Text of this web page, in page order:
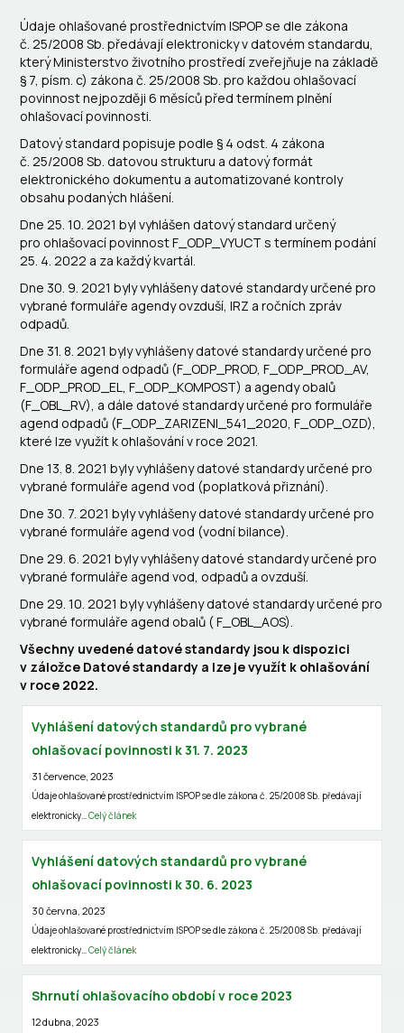
Údaje ohlašované prostřednictvím ISPOP se dle zákona
č. 25/2008 Sb. předávají elektronicky v datovém standardu,
který Ministerstvo životního prostředí zveřejňuje na základě
§ 7, písm. c) zákona č. 25/2008 Sb. pro každou ohlašovací
povinnost nejpozději 6 měsíců před termínem plnění
ohlašovací povinnosti.
Datový standard popisuje podle § 4 odst. 4 zákona
č. 25/2008 Sb. datovou strukturu a datový formát
elektronického dokumentu a automatizované kontroly
obsahu podaných hlášení.
Dne 25. 10. 2021 byl vyhlášen datový standard určený
pro ohlašovací povinnost F_ODP_VYUCT s termínem podání
25. 4. 2022 a za každý kvartál.
Dne 30. 9. 2021 byly vyhlášeny datové standardy určené pro
vybrané formuláře agendy ovzduší, IRZ a ročních zpráv
odpadů.
Dne 31. 8. 2021 byly vyhlášeny datové standardy určené pro
formuláře agend odpadů (F_ODP_PROD, F_ODP_PROD_AV,
F_ODP_PROD_EL, F_ODP_KOMPOST) a agendy obalů
(F_OBL_RV), a dále datové standardy určené pro formuláře
agend odpadů (F_ODP_ZARIZENI_541_2020, F_ODP_OZD),
které lze využít k ohlašování v roce 2021.
Dne 13. 8. 2021 byly vyhlášeny datové standardy určené pro
vybrané formuláře agend vod (poplatková přiznání).
Dne 30. 7. 2021 byly vyhlášeny datové standardy určené pro
vybrané formuláře agend vod (vodní bilance).
Dne 29. 6. 2021 byly vyhlášeny datové standardy určené pro
vybrané formuláře agend vod, odpadů a ovzduší.
Dne 29. 10. 2021 byly vyhlášeny datové standardy určené pro
vybrané formuláře agend obalů ( F_OBL_AOS).
Všechny uvedené datové standardy jsou k dispozici
v záložce Datové standardy a lze je využít k ohlašování
v roce 2022.
Vyhlášení datových standardů pro vybrané
ohlašovací povinnosti k 31. 7. 2023
31 července, 2023
Údaje ohlašované prostřednictvím ISPOP se dle zákona č. 25/2008 Sb. předávají
elektronicky…Celý článek
Vyhlášení datových standardů pro vybrané
ohlašovací povinnosti k 30. 6. 2023
30 června, 2023
Údaje ohlašované prostřednictvím ISPOP se dle zákona č. 25/2008 Sb. předávají
elektronicky…Celý článek
Shrnutí ohlašovacího období v roce 2023
12 dubna, 2023